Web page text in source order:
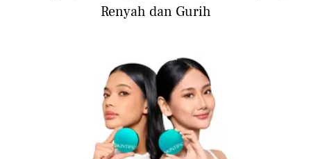
Renyah dan Gurih